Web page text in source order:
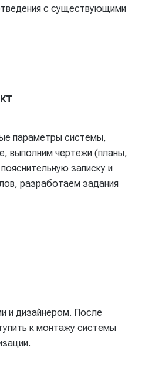
с существующими
параметры системы,
выполним чертежи (планы,
записку и
разработаем задания
и дизайнером. После
к монтажу системы